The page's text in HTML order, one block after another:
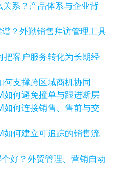
系？产品体系与企业背
？外勤销售拜访管理工具
把客户服务转化为长期经
支撑跨区域商机协同
如何避免撞单与跟进断层
如何连接销售、售前与交
如何建立可追踪的销售流
好？外贸管理、营销自动